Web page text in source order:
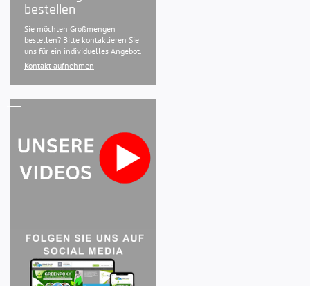
bestellen
Sie möchten Großmengen
bestellen? Bitte kontaktieren Sie
uns für ein individuelles Angebot.
Kontakt aufnehmen